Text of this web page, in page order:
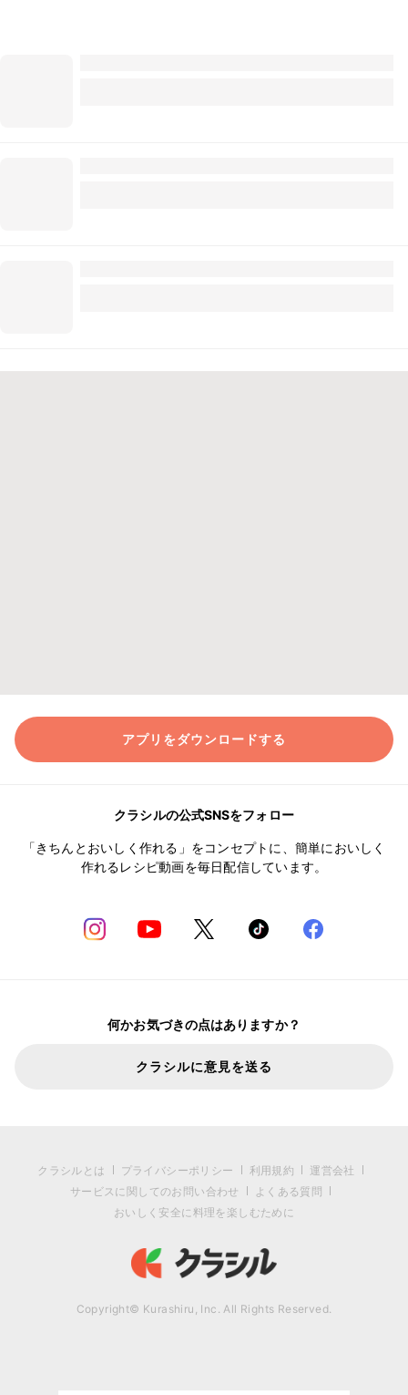
アプリをダウンロードする
クラシルの公式SNSをフォロー
「きちんとおいしく作れる」をコンセプトに、簡単においしく
作れるレシピ動画を毎日配信しています。
何かお気づきの点はありますか？
クラシルに意見を送る
クラシルとは プライバシーポリシー 利用規約
運営会社
サービスに関してのお問い合わせ
よくある質問
おいしく安全に料理を楽しむために
Copyright© Kurashiru, Inc. All Rights Reserved.